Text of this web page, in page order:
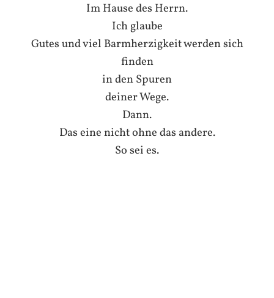
Im Hause des Herrn.
Ich glaube
Gutes und viel Barmherzigkeit werden sich
finden
in den Spuren
deiner Wege.
Dann.
Das eine nicht ohne das andere.
So sei es.